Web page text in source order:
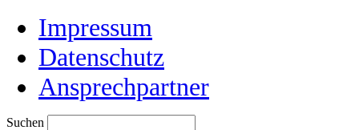
Impressum
Datenschutz
Ansprechpartner
Suchen